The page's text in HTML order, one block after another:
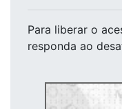
Para liberar o
responda ao